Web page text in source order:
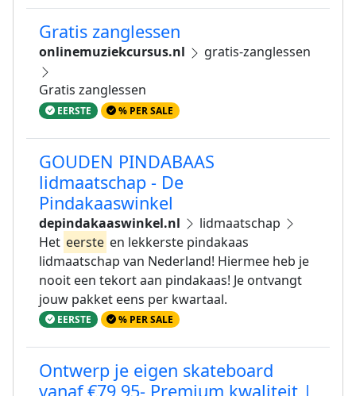
Gratis zanglessen
onlinemuziekcursus.nl gratis-zanglessen
Gratis zanglessen
EERSTE % PER SALE
GOUDEN PINDABAAS
lidmaatschap - De
Pindakaaswinkel
depindakaaswinkel.nl
lidmaatschap
Het eerste en lekkerste pindakaas
lidmaatschap van Nederland! Hiermee heb je
nooit een tekort aan pindakaas! Je ontvangt
jouw pakket eens per kwartaal.
EERSTE % PER SALE
Ontwerp je eigen skateboard
vanaf €79,95- Premium kwaliteit |